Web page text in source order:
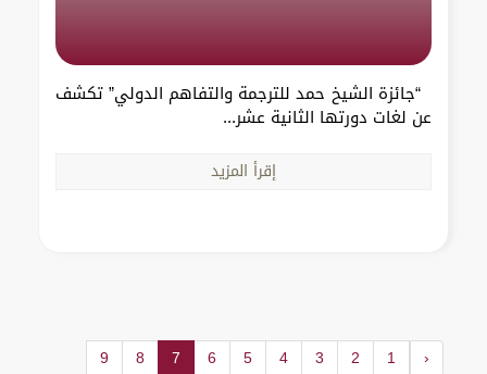
“جائزة الشيخ حمد للترجمة والتفاهم الدولي” تكشف
عن لغات دورتها الثانية عشر...
إقرأ المزيد
‹
1
2
3
4
5
6
7
8
9